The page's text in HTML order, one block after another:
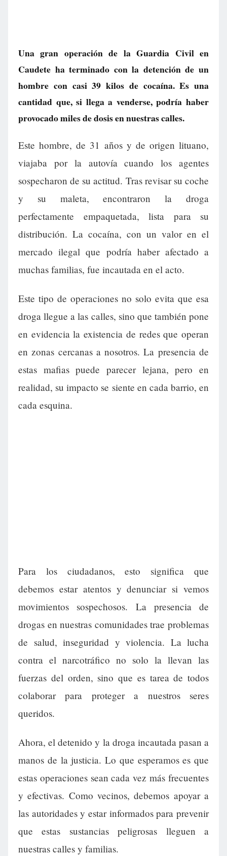
Una gran operación de la Guardia Civil en
Caudete ha terminado con la detención de un
hombre con casi 39 kilos de cocaína. Es una
cantidad que, si llega a venderse, podría haber
provocado miles de dosis en nuestras calles.
Este hombre, de 31 años y de origen lituano,
viajaba por la autovía cuando los agentes
sospecharon de su actitud. Tras revisar su coche
y su maleta, encontraron la droga
perfectamente empaquetada, lista para su
distribución. La cocaína, con un valor en el
mercado ilegal que podría haber afectado a
muchas familias, fue incautada en el acto.
Este tipo de operaciones no solo evita que esa
droga llegue a las calles, sino que también pone
en evidencia la existencia de redes que operan
en zonas cercanas a nosotros. La presencia de
estas mafias puede parecer lejana, pero en
realidad, su impacto se siente en cada barrio, en
cada esquina.
Para los ciudadanos, esto significa que
debemos estar atentos y denunciar si vemos
movimientos sospechosos. La presencia de
drogas en nuestras comunidades trae problemas
de salud, inseguridad y violencia. La lucha
contra el narcotráfico no solo la llevan las
fuerzas del orden, sino que es tarea de todos
colaborar para proteger a nuestros seres
queridos.
Ahora, el detenido y la droga incautada pasan a
manos de la justicia. Lo que esperamos es que
estas operaciones sean cada vez más frecuentes
y efectivas. Como vecinos, debemos apoyar a
las autoridades y estar informados para prevenir
que estas sustancias peligrosas lleguen a
nuestras calles y familias.